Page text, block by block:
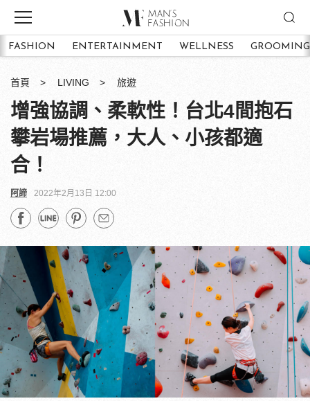
FASHION ENTERTAINMENT WELLNESS GROOMING
首頁 LIVING 旅遊
增強協調、柔軟性！台北4間抱石
攀岩場推薦，大人、小孩都適
合！
阿諦 2022年2月13日 12:00